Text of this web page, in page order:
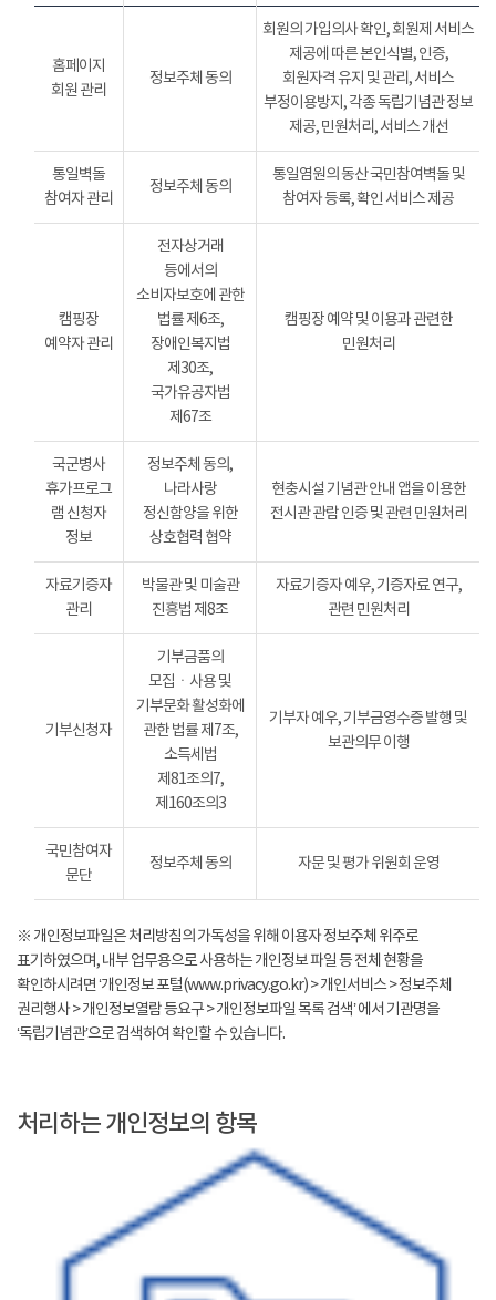
홈페이지
회원 관리
정보주체 동의
회원의 가입의사 확인, 회원제 서비스
제공에 따른 본인식별, 인증,
회원자격 유지 및 관리, 서비스
부정이용방지, 각종 독립기념관 정보
제공, 민원처리, 서비스 개선
통일벽돌
참여자 관리
정보주체 동의
통일염원의 동산 국민참여벽돌 및
참여자 등록, 확인 서비스 제공
캠핑장
예약자 관리
전자상거래
등에서의
소비자보호에 관한
법률 제6조,
장애인복지법
제30조,
국가유공자법
제67조
캠핑장 예약 및 이용과 관련한
민원처리
국군병사
휴가프로그
램 신청자
정보
정보주체 동의,
나라사랑
정신함양을 위한
상호협력 협약
현충시설 기념관 안내 앱을 이용한
전시관 관람 인증 및 관련 민원처리
자료기증자
관리
박물관 및 미술관
진흥법 제8조
자료기증자 예우, 기증자료 연구,
관련 민원처리
기부신청자
기부금품의
모집ㆍ사용 및
기부문화 활성화에
관한 법률 제7조,
소득세법
제81조의7,
제160조의3
기부자 예우, 기부금영수증 발행 및
보관의무 이행
국민참여자
문단
정보주체 동의 자문 및 평가 위원회 운영
※ 개인정보파일은 처리방침의 가독성을 위해 이용자 정보주체 위주로
표기하였으며, 내부 업무용으로 사용하는 개인정보 파일 등 전체 현황을
확인하시려면 ‘개인정보 포털(www.privacy.go.kr) > 개인서비스 > 정보주체
권리행사 > 개인정보열람 등요구 > 개인정보파일 목록 검색’ 에서 기관명을
‘독립기념관’으로 검색하여 확인할 수 있습니다.
처리하는 개인정보의 항목